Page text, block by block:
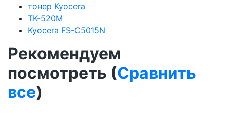
тонер Kyocera
TK-520M
Kyocera FS-C5015N
Рекомендуем
посмотреть (Сравнить
все)